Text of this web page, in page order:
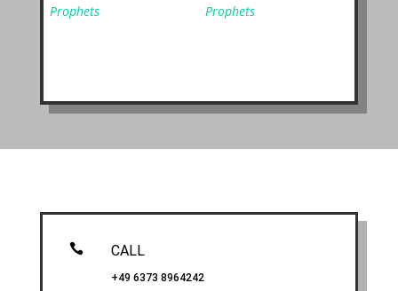
Prophets
Prophets
 CALL
+49 6373 8964242